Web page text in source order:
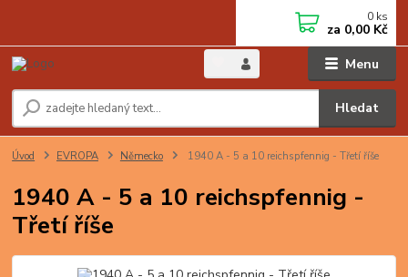
Menu
Hledat
0 ks
za 0,00 Kč
Úvod EVROPA Německo 1940 A - 5 a 10 reichspfennig - Třetí říše
1940 A - 5 a 10 reichspfennig -
Třetí říše